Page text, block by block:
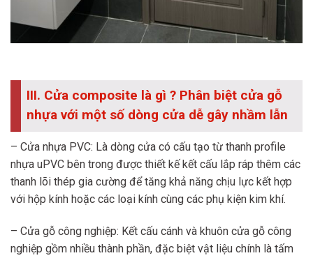
III. Cửa composite là gì ? Phân biệt cửa gỗ
nhựa với một số dòng cửa dễ gây nhầm lẫn
– Cửa nhựa PVC: Là dòng cửa có cấu tạo từ thanh profile
nhựa uPVC bên trong được thiết kế kết cấu lắp ráp thêm các
thanh lõi thép gia cường để tăng khả năng chịu lực kết hợp
với hộp kính hoặc các loại kính cùng các phụ kiện kim khí.
– Cửa gỗ công nghiệp: Kết cấu cánh và khuôn cửa gỗ công
nghiệp gồm nhiều thành phần, đặc biệt vật liệu chính là tấm